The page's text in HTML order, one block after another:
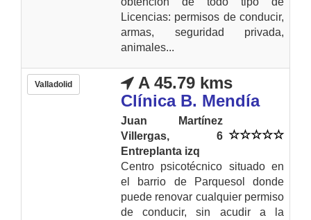
Licencias: permisos de conducir,
armas, seguridad privada,
animales...
Valladolid
A 45.79 kms
Clínica B. Mendía
Juan Martínez
Villergas, 6
Entreplanta izq
Centro psicotécnico situado en
el barrio de Parquesol donde
puede renovar cualquier permiso
de conducir, sin acudir a la